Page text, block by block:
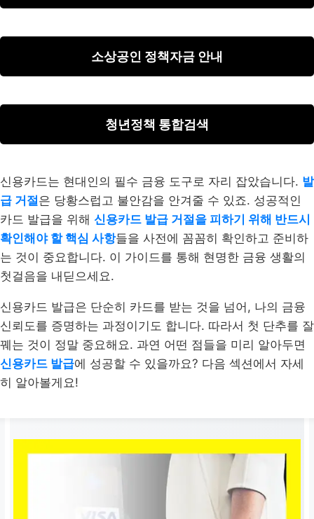
소상공인 정책자금 안내
청년정책 통합검색
신용카드는 현대인의 필수 금융 도구로 자리 잡았습니다. 발
급 거절은 당황스럽고 불안감을 안겨줄 수 있죠. 성공적인
카드 발급을 위해 신용카드 발급 거절을 피하기 위해 반드시
확인해야 할 핵심 사항들을 사전에 꼼꼼히 확인하고 준비하
는 것이 중요합니다. 이 가이드를 통해 현명한 금융 생활의
첫걸음을 내딛으세요.
신용카드 발급은 단순히 카드를 받는 것을 넘어, 나의 금융
신뢰도를 증명하는 과정이기도 합니다. 따라서 첫 단추를 잘
꿰는 것이 정말 중요해요. 과연 어떤 점들을 미리 알아두면
신용카드 발급에 성공할 수 있을까요? 다음 섹션에서 자세
히 알아볼게요!